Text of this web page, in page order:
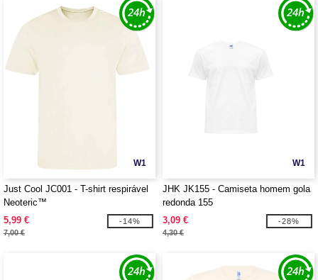
W1
Just Cool JC001 - T-shirt respirável
Neoteric™
5,99 €
7,00 €
-14%
W1
JHK JK155 - Camiseta homem gola
redonda 155
3,09 €
4,30 €
-28%